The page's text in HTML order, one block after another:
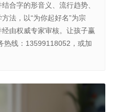
合字的形音义、流行趋势、
法，以“为你起好名”为宗
由权威专家审核。让孩子赢
热线：13599118052，或加